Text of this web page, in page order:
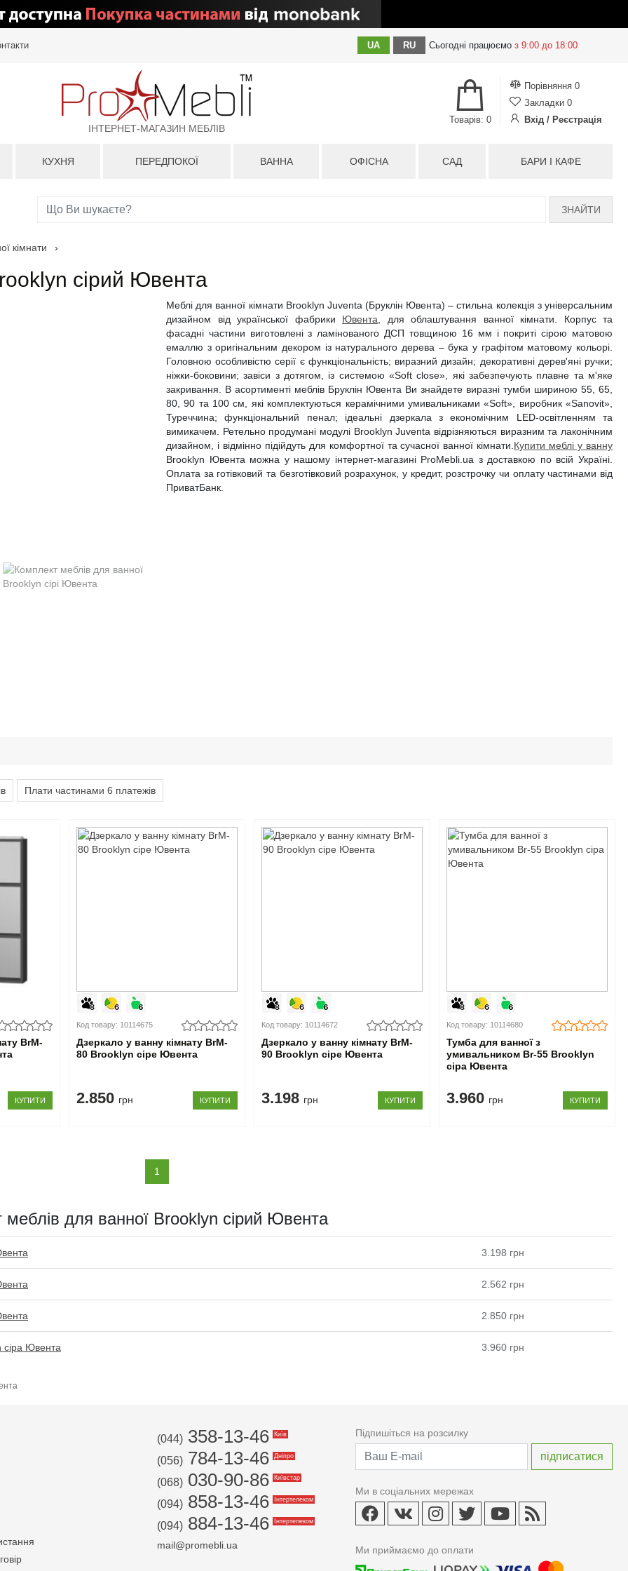
UA RU Сьогодні працюємо з 9:00 до 18:00
ІНТЕРНЕТ-МАГАЗИН МЕБЛІВ
Порівняння 0
Закладки 0
Вхід / Реєстрація
Товарів: 0
КУХНЯ ПЕРЕДПОКОЇ ВАННА ОФІСНА САД БАРИ І КАФЕ
ЗНАЙТИ
кімнати ›
сірий Ювента
Меблі для ванної кімнати Brooklyn Juventa (Бруклін Ювента) – стильна колекція з універсальним
дизайном від української фабрики Ювента , для облаштування ванної кімнати. Корпус та
фасадні частини виготовлені з ламінованого ДСП товщиною 16 мм і покриті сірою матовою
емаллю з оригінальним декором із натурального дерева – бука у графітом матовому кольорі.
Головною особливістю серії є функціональність; виразний дизайн; декоративні дерев'яні ручки;
ніжки-боковини; завіси з дотягом, із системою «Soft close», які забезпечують плавне та м'яке
закривання. В асортименті меблів Бруклін Ювента Ви знайдете виразні тумби шириною 55, 65,
80, 90 та 100 см, які комплектуються керамічними умивальниками «Soft», виробник «Sanovit»,
Туреччина; функціональний пенал; ідеальні дзеркала з економічним LED-освітленням та
вимикачем. Ретельно продумані модулі Brooklyn Juventa відрізняються виразним та лаконічним
дизайном, і відмінно підійдуть для комфортної та сучасної ванної кімнати. Купити меблі у ванну
Brooklyn Ювента можна у нашому інтернет-магазині ProMebli.ua з доставкою по всій Україні.
Оплата за готівковий та безготівковий розрахунок, у кредит, розстрочку чи оплату частинами від
ПриватБанк.
Плати частинами 6 платежів
BrM-
КУПИТИ
Код товару: 10114675
Дзеркало у ванну кімнату BrM-
80 Brooklyn сіре Ювента
2.850 грн КУПИТИ
Код товару: 10114672
Дзеркало у ванну кімнату BrM-
90 Brooklyn сіре Ювента
3.198 грн КУПИТИ
Код товару: 10114680
Тумба для ванної з
умивальником Br-55 Brooklyn
сіра Ювента
3.960 грн КУПИТИ
1
меблів для ванної Brooklyn сірий Ювента
3.198 грн
2.562 грн
2.850 грн
сіра Ювента 3.960 грн
(044) 358-13-46 Київ
(056) 784-13-46 Дніпро
(068) 030-90-86 Київстар
(094) 858-13-46 Інтертелеком
(094) 884-13-46 Інтертелеком
mail@promebli.ua
Підпишіться на розсилку
Ми в соціальних мережах
Ми приймаємо до оплати